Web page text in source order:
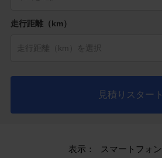
走行距離（km）
見積りスタート
表示： スマートフォン